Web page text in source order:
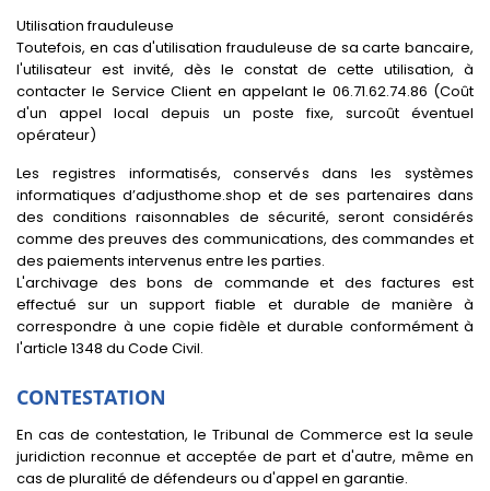
Utilisation frauduleuse
Toutefois, en cas d'utilisation frauduleuse de sa carte bancaire,
l'utilisateur est invité, dès le constat de cette utilisation, à
contacter le Service Client en appelant le 06.71.62.74.86 (Coût
d'un appel local depuis un poste fixe, surcoût éventuel
opérateur)
Les registres informatisés, conservés dans les systèmes
informatiques d’adjusthome.shop et de ses partenaires dans
des conditions raisonnables de sécurité, seront considérés
comme des preuves des communications, des commandes et
des paiements intervenus entre les parties.
L'archivage des bons de commande et des factures est
effectué sur un support fiable et durable de manière à
correspondre à une copie fidèle et durable conformément à
l'article 1348 du Code Civil.
CONTESTATION
En cas de contestation, le Tribunal de Commerce est la seule
juridiction reconnue et acceptée de part et d'autre, même en
cas de pluralité de défendeurs ou d'appel en garantie.